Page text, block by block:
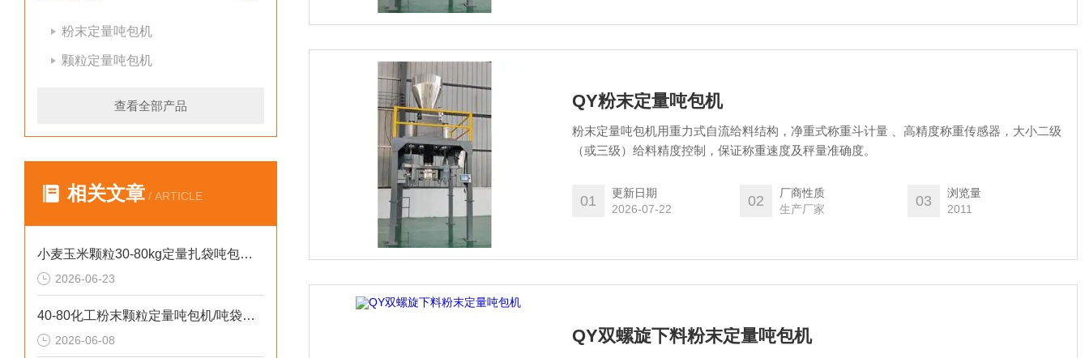
粉末定量吨包机
颗粒定量吨包机
查看全部产品
相关文章 / ARTICLE
小麦玉米颗粒30-80kg定量扎袋吨包机操作简单
2026-06-23
40-80化工粉末颗粒定量吨包机/吨袋定量包装机厂家直供
2026-06-08
QY粉末定量吨包机
粉末定量吨包机用重力式自流给料结构，净重式称重斗计量 、高精度称重传感器，大小二级
（或三级）给料精度控制，保证称重速度及秤量准确度。
01
更新日期
2026-07-22
02
厂商性质
生产厂家
03
浏览量
2011
QY双螺旋下料粉末定量吨包机